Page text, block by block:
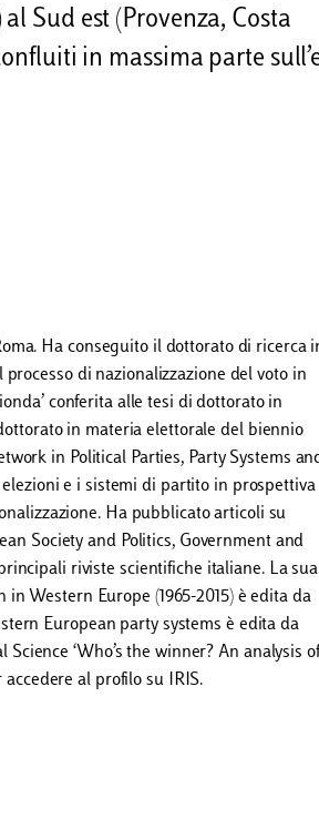
Sud est (Provenza, Costa
in massima parte
Ha conseguito il dottorato di ricerca
di nazionalizzazione del voto in
conferita alle tesi di dottorato in
in materia elettorale del biennio
in Political Parties, Party Systems
e i sistemi di partito in prospettiva
Ha pubblicato articoli su
Society and Politics, Government and
riviste scientifiche italiane. La sua
Western Europe (1965-2015) è edita da
European party systems è edita da
‘Who’s the winner? An analysis of
al profilo su IRIS.